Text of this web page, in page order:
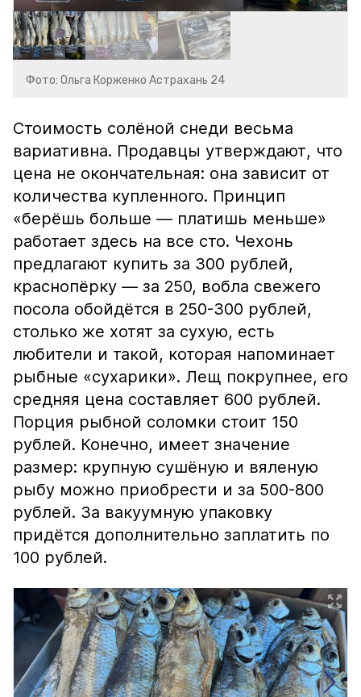
Фото: Ольга Корженко Астрахань 24
Стоимость солёной снеди весьма
вариативна. Продавцы утверждают, что
цена не окончательная: она зависит от
количества купленного. Принцип
«берёшь больше — платишь меньше»
работает здесь на все сто. Чехонь
предлагают купить за 300 рублей,
краснопёрку — за 250, вобла свежего
посола обойдётся в 250-300 рублей,
столько же хотят за сухую, есть
любители и такой, которая напоминает
рыбные «сухарики». Лещ покрупнее, его
средняя цена составляет 600 рублей.
Порция рыбной соломки стоит 150
рублей. Конечно, имеет значение
размер: крупную сушёную и вяленую
рыбу можно приобрести и за 500-800
рублей. За вакуумную упаковку
придётся дополнительно заплатить по
100 рублей.